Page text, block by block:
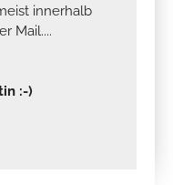
innerhalb
Mail....
:-)